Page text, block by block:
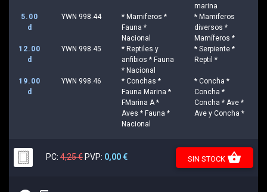
marina
5.00
d
YWN 998.44
* Mamiferos *
Fauna *
Nacional
* Mamiferos
diversos *
Mamíferos *
12.00
d
YWN 998.45
* Reptiles y
anfibios * Fauna
* Nacional
* Serpiente *
Reptil *
19.00
d
YWN 998.46
* Conchas *
Fauna Marina *
FMarina A *
Aves * Fauna *
Nacional
* Concha *
Concha *
Concha * Ave *
Ave y Concha *
PC: 4,25 € PVP: 0,00 € SIN STOCK shopping_basket